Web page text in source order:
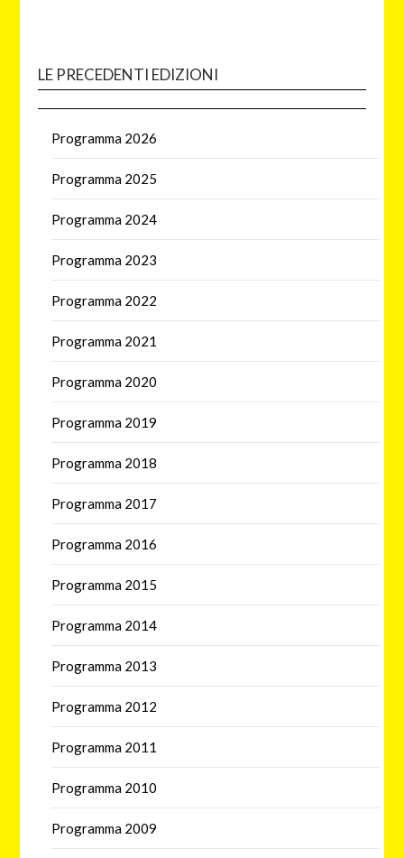
LE PRECEDENTI EDIZIONI
Programma 2026
Programma 2025
Programma 2024
Programma 2023
Programma 2022
Programma 2021
Programma 2020
Programma 2019
Programma 2018
Programma 2017
Programma 2016
Programma 2015
Programma 2014
Programma 2013
Programma 2012
Programma 2011
Programma 2010
Programma 2009